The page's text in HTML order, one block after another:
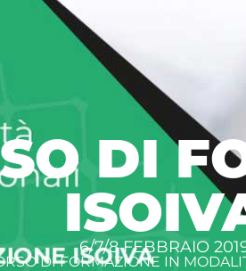
DI
6/7/8 FEBBRAIO
DI FORMAZIONE IN